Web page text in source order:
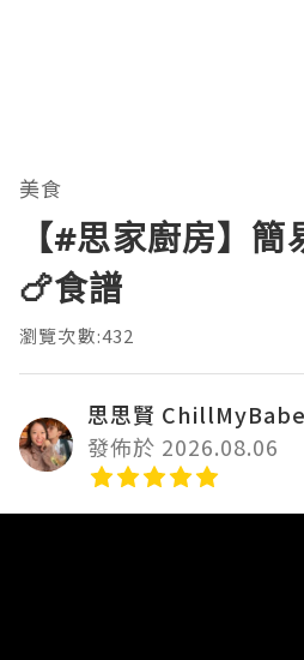
美食
【#思家廚房】
🍗食譜
瀏覽次數:432
思思賢 ChillMyBabe
發佈於 2026.08.06